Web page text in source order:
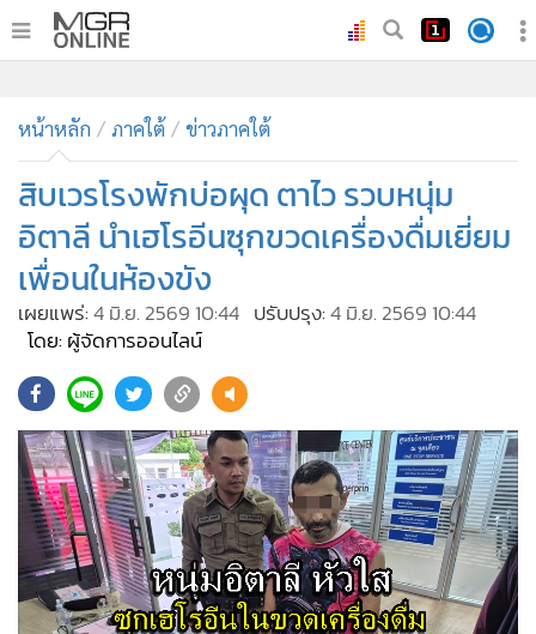
• ทันเหตุการณ์
• ภาคใต้
• ภูมิภาค
• Online Section
• บันเทิง
• ผู้จัดการรายวัน
คอลัมนิสต์
• ละคร
• CbizReview
• Cyber BIZ
ผู้จัดกวน
Good health & Well-being
• Green Innovation & SD
• Management & HR
หน้าหลัก ภาคใต้ ข่าวภาคใต้
สิบเวรโรงพักบ่อผุด ตาไว รวบหนุ่ม
อิตาลี นำเฮโรอีนซุกขวดเครื่องดื่มเยี่ยม
เพื่อนในห้องขัง
เผยแพร่:4 มิ.ย. 2569 10:44 ปรับปรุง:4 มิ.ย. 2569 10:44
โดย: ผู้จัดการออนไลน์